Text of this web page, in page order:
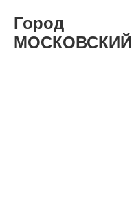
Город
МОСКОВСКИЙ